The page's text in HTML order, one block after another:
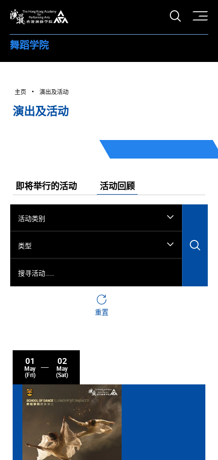
打开
舞蹈学院
主页 演出及活动
演出及活动
即将举行的活动 活动回顾
活动类别
类型
重置
01
May
(Fri)
02
May
(Sat)